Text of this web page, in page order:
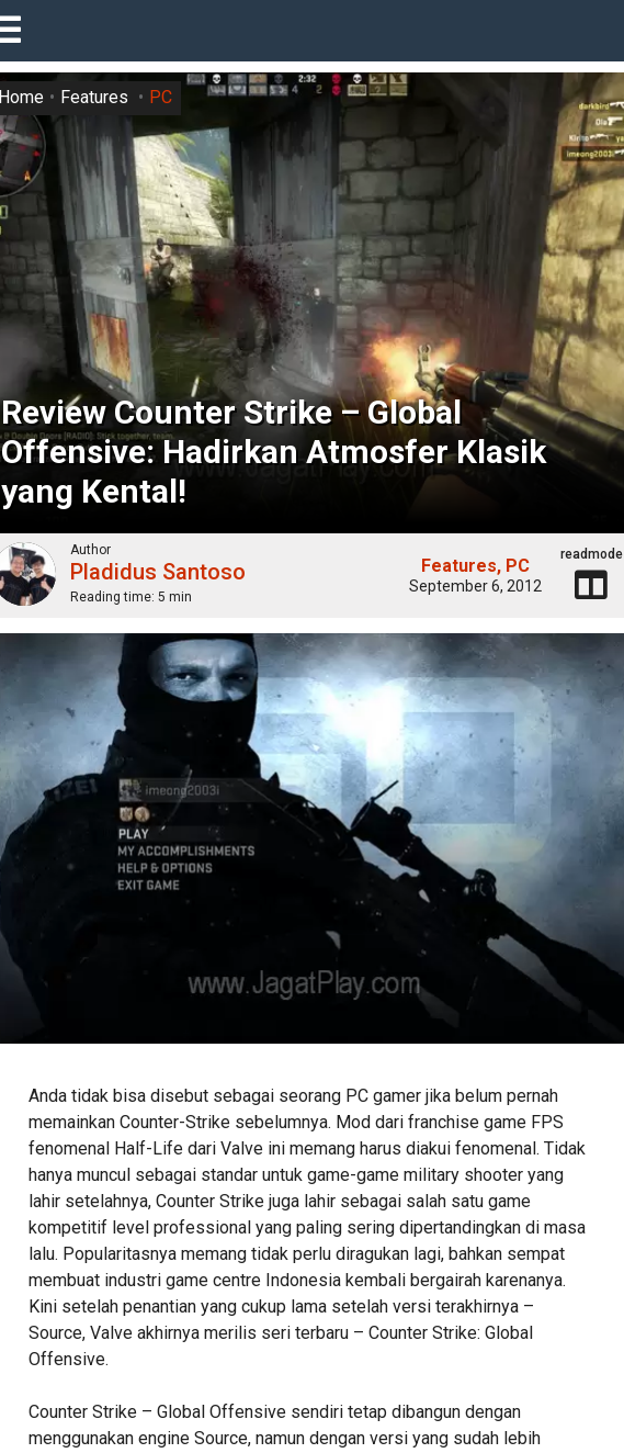
Review Counter Strike – Global
Offensive: Hadirkan Atmosfer Klasik
yang Kental!
Home Features PC
Author
Pladidus Santoso
Reading time: 5 min
Features PC
September 6, 2012
readmode
Anda tidak bisa disebut sebagai seorang PC gamer jika belum pernah
memainkan Counter-Strike sebelumnya. Mod dari franchise game FPS
fenomenal Half-Life dari Valve ini memang harus diakui fenomenal. Tidak
hanya muncul sebagai standar untuk game-game military shooter yang
lahir setelahnya, Counter Strike juga lahir sebagai salah satu game
kompetitif level professional yang paling sering dipertandingkan di masa
lalu. Popularitasnya memang tidak perlu diragukan lagi, bahkan sempat
membuat industri game centre Indonesia kembali bergairah karenanya.
Kini setelah penantian yang cukup lama setelah versi terakhirnya –
Source, Valve akhirnya merilis seri terbaru – Counter Strike: Global
Offensive.
Counter Strike – Global Offensive sendiri tetap dibangun dengan
menggunakan engine Source, namun dengan versi yang sudah lebih